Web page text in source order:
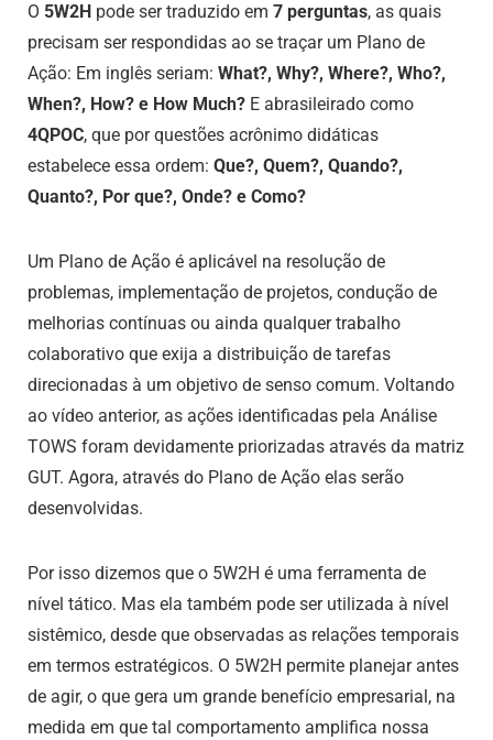
O 5W2H pode ser traduzido em 7 perguntas, as quais
precisam ser respondidas ao se traçar um Plano de
Ação: Em inglês seriam: What?, Why?, Where?, Who?,
When?, How? e How Much? E abrasileirado como
4QPOC, que por questões acrônimo didáticas
estabelece essa ordem: Que?, Quem?, Quando?,
Quanto?, Por que?, Onde? e Como?
Um Plano de Ação é aplicável na resolução de
problemas, implementação de projetos, condução de
melhorias contínuas ou ainda qualquer trabalho
colaborativo que exija a distribuição de tarefas
direcionadas à um objetivo de senso comum. Voltando
ao vídeo anterior, as ações identificadas pela Análise
TOWS foram devidamente priorizadas através da matriz
GUT. Agora, através do Plano de Ação elas serão
desenvolvidas.
Por isso dizemos que o 5W2H é uma ferramenta de
nível tático. Mas ela também pode ser utilizada à nível
sistêmico, desde que observadas as relações temporais
em termos estratégicos. O 5W2H permite planejar antes
de agir, o que gera um grande benefício empresarial, na
medida em que tal comportamento amplifica nossa